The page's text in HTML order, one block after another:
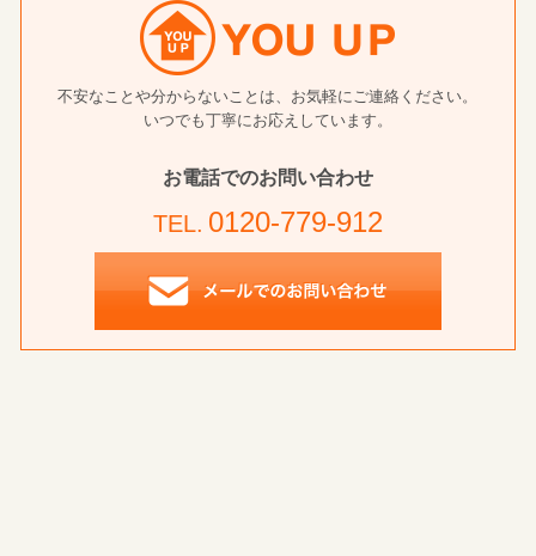
不安なことや分からないことは、お気軽にご連絡ください。
いつでも丁寧にお応えしています。
お電話でのお問い合わせ
TEL. 0120-779-912